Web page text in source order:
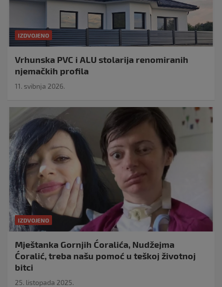
IZDVOJENO
Vrhunska PVC i ALU stolarija renomiranih
njemačkih profila
11. svibnja 2026.
IZDVOJENO
Mještanka Gornjih Ćoralića, Nudžejma
Ćoralić, treba našu pomoć u teškoj životnoj
bitci
25. listopada 2025.